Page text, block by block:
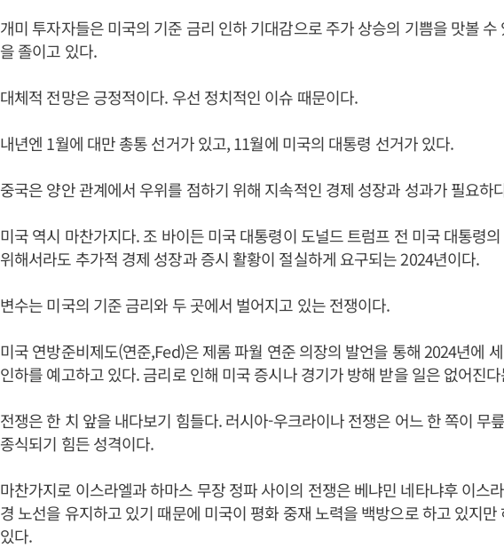
개미 투자자들은 미국의 기준 금리 인하 기대감으로 주가 상승의 기쁨을 맛볼 수
을 졸이고 있다.
대체적 전망은 긍정적이다. 우선 정치적인 이슈 때문이다.
내년엔 1월에 대만 총통 선거가 있고, 11월에 미국의 대통령 선거가 있다.
중국은 양안 관계에서 우위를 점하기 위해 지속적인 경제 성장과 성과가 필요하
미국 역시 마찬가지다. 조 바이든 미국 대통령이 도널드 트럼프 전 미국 대통령
위해서라도 추가적 경제 성장과 증시 활황이 절실하게 요구되는 2024년이다.
변수는 미국의 기준 금리와 두 곳에서 벌어지고 있는 전쟁이다.
미국 연방준비제도(연준,Fed)은 제롬 파월 연준 의장의 발언을 통해 2024년에
인하를 예고하고 있다. 금리로 인해 미국 증시나 경기가 방해 받을 일은 없어진
전쟁은 한 치 앞을 내다보기 힘들다. 러시아-우크라이나 전쟁은 어느 한 쪽이 무
종식되기 힘든 성격이다.
마찬가지로 이스라엘과 하마스 무장 정파 사이의 전쟁은 베냐민 네타냐후 이스
경 노선을 유지하고 있기 때문에 미국이 평화 중재 노력을 백방으로 하고 있지만
있다.